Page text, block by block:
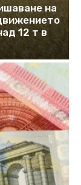
на
12 т в